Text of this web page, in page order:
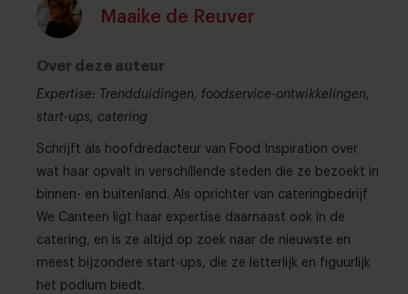
Maaike de Reuver
Over deze auteur
Expertise: Trendduidingen, foodservice-ontwikkelingen,
start-ups, catering
Schrijft als hoofdredacteur van Food Inspiration over
wat haar opvalt in verschillende steden die ze bezoekt in
binnen- en buitenland. Als oprichter van cateringbedrijf
We Canteen ligt haar expertise daarnaast ook in de
catering, en is ze altijd op zoek naar de nieuwste en
meest bijzondere start-ups, die ze letterlijk en figuurlijk
het podium biedt.